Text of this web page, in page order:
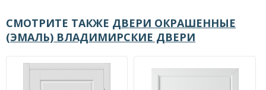
СМОТРИТЕ ТАКЖЕ ДВЕРИ ОКРАШЕННЫЕ
(ЭМАЛЬ) ВЛАДИМИРСКИЕ ДВЕРИ